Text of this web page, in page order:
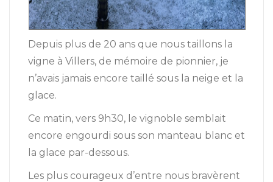
Depuis plus de 20 ans que nous taillons la
vigne à Villers, de mémoire de pionnier, je
n’avais jamais encore taillé sous la neige et la
glace.
Ce matin, vers 9h30, le vignoble semblait
encore engourdi sous son manteau blanc et
la glace par-dessous.
Les plus courageux d’entre nous bravèrent